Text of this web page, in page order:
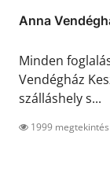
Anna
Minden
Vendégház
szálláshely s...
1999 megtekintés